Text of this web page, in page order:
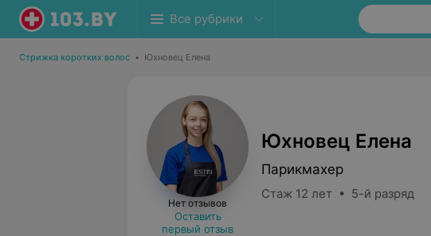
Все рубрики
Стрижка коротких волос • Юхновец Елена
Нет отзывов
Оставить
первый отзыв
Юхновец Елена
Парикмахер
Стаж 12 лет • 5-й разряд